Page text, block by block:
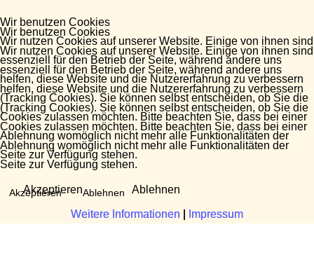
Wir benutzen Cookies
Wir nutzen Cookies auf unserer Website. Einige von ihnen sind
essenziell für den Betrieb der Seite, während andere uns
helfen, diese Website und die Nutzererfahrung zu verbessern
(Tracking Cookies). Sie können selbst entscheiden, ob Sie die
Cookies zulassen möchten. Bitte beachten Sie, dass bei einer
Ablehnung womöglich nicht mehr alle Funktionalitäten der
Seite zur Verfügung stehen.
Akzeptieren Ablehnen
Weitere Informationen Impressum
Wir benutzen Cookies
Wir nutzen Cookies auf unserer Website. Einige von ihnen sind
essenziell für den Betrieb der Seite, während andere uns
helfen, diese Website und die Nutzererfahrung zu verbessern
(Tracking Cookies). Sie können selbst entscheiden, ob Sie die
Cookies zulassen möchten. Bitte beachten Sie, dass bei einer
Ablehnung womöglich nicht mehr alle Funktionalitäten der
Seite zur Verfügung stehen.
Akzeptieren Ablehnen
Weitere Informationen Impressum